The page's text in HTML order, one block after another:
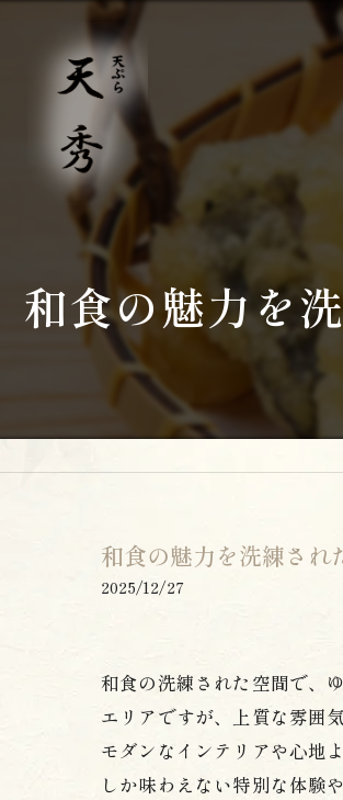
和食の魅力を
和食の魅力を洗練され
2025/12/27
和食の洗練された空間で、
エリアですが、上質な雰囲
モダンなインテリアや心地
しか味わえない特別な体験